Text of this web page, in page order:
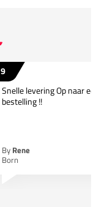
9
Snelle levering Op naar
bestelling !!
By Rene
Born